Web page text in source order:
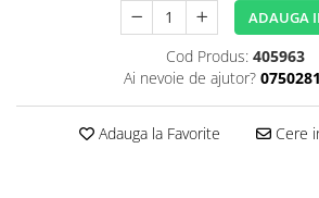
ADAUGA
Cod Produs: 405963
Ai nevoie de ajutor?
Adauga la Favorite Cere